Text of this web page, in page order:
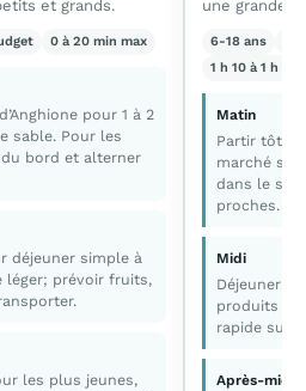
et grands.
0 à 20 min max
pour 1 à 2
sable. Pour les
bord et alterner
déjeuner simple à
léger; prévoir fruits,
les plus jeunes,
une grande
6-18 ans
1 h 10 à 1 h
Matin
Partir tôt
marché si
dans le
proches.
Midi
Déjeuner
produits au
rapide sur
Après-midi